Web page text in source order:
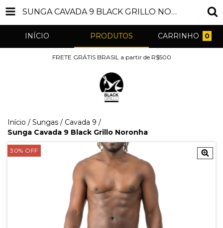
SUNGA CAVADA 9 BLACK GRILLO NORONHA
INÍCIO PRODUTOS CARRINHO 0
FRETE GRÁTIS BRASIL a partir de R$500
Início / Sungas / Cavada 9 /
Sunga Cavada 9 Black Grillo Noronha
30% OFF